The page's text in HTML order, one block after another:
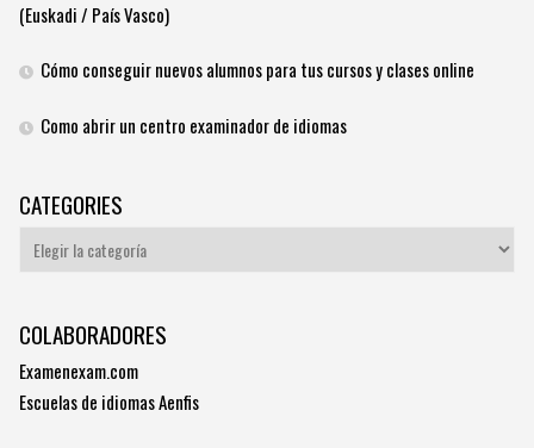
(Euskadi / País Vasco)
Cómo conseguir nuevos alumnos para tus cursos y clases online
Como abrir un centro examinador de idiomas
CATEGORIES
Categories
COLABORADORES
Examenexam.com
Escuelas de idiomas Aenfis